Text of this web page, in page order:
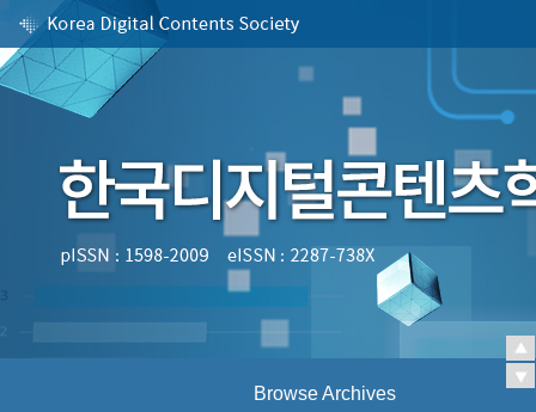
Browse Archives